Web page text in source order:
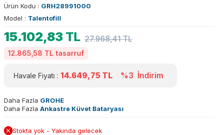
Ürün Kodu : GRH28991000
Model : Talentofill
15.102,83 TL 27.968,41TL
12.865,58 TL tasarruf
Havale Fiyatı : 14.649,75 TL %3 İndirim
Daha Fazla GROHE
Daha Fazla Ankastre Küvet Bataryası
Stokta yok - Yakında gelecek